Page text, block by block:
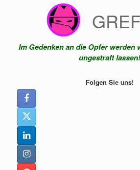
Im Gedenken an die Opfer werden
ungestraft lassen!
Folgen Sie uns!